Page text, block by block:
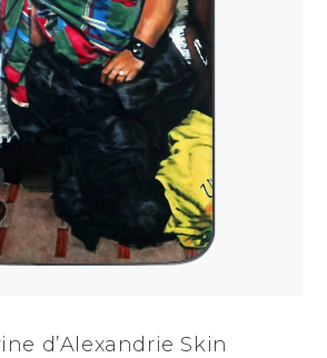
d’Alexandrie Skin